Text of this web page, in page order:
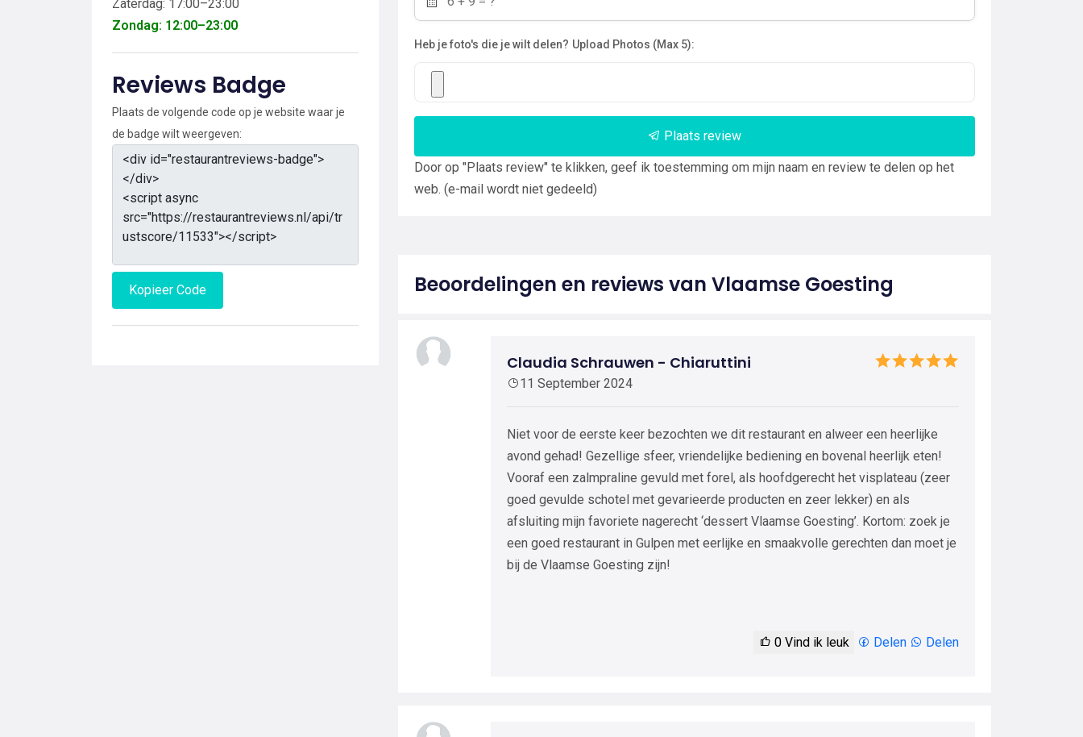
Zaterdag: 17:00–23:00
Zondag: 12:00–23:00
Reviews Badge
Plaats de volgende code op je website waar je
de badge wilt weergeven:
Kopieer Code
Heb je foto's die je wilt delen? Upload Photos (Max 5):
Plaats review
Door op "Plaats review" te klikken, geef ik toestemming om mijn naam en review te delen op het
web. (e-mail wordt niet gedeeld)
Beoordelingen en reviews van Vlaamse Goesting
Claudia Schrauwen - Chiaruttini
11 September 2024
Niet voor de eerste keer bezochten we dit restaurant en alweer een heerlijke
avond gehad! Gezellige sfeer, vriendelijke bediening en bovenal heerlijk eten!
Vooraf een zalmpraline gevuld met forel, als hoofdgerecht het visplateau (zeer
goed gevulde schotel met gevarieerde producten en zeer lekker) en als
afsluiting mijn favoriete nagerecht ‘dessert Vlaamse Goesting’. Kortom: zoek je
een goed restaurant in Gulpen met eerlijke en smaakvolle gerechten dan moet je
bij de Vlaamse Goesting zijn!
0 Vind ik leuk Delen Delen